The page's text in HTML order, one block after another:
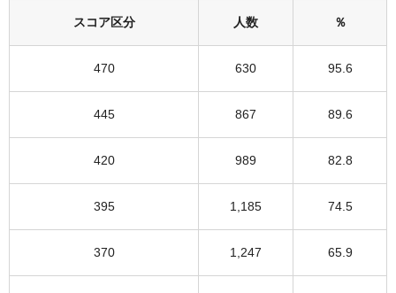
スコア区分 人数 ％
470 630 95.6
445 867 89.6
420 989 82.8
395 1,185 74.5
370 1,247 65.9